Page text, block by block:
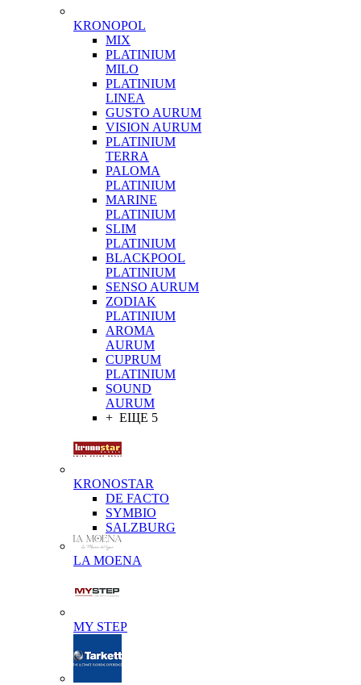
KRONOPOL
MIX
PLATINIUM
MILO
PLATINIUM
LINEA
GUSTO AURUM
VISION AURUM
PLATINIUM
TERRA
PALOMA
PLATINIUM
MARINE
PLATINIUM
SLIM
PLATINIUM
BLACKPOOL
PLATINIUM
SENSO AURUM
ZODIAK
PLATINIUM
AROMA
AURUM
CUPRUM
PLATINIUM
SOUND
AURUM
+ ЕЩЕ 5
KRONOSTAR
DE FACTO
SYMBIO
SALZBURG
LA MOENA
MY STEP